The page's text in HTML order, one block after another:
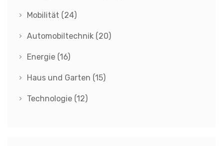
Mobilität (24)
Automobiltechnik (20)
Energie (16)
Haus und Garten (15)
Technologie (12)